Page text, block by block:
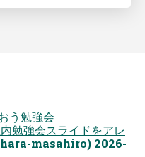
う勉強会
勉強会スライドをアレ
masahiro) 2026-